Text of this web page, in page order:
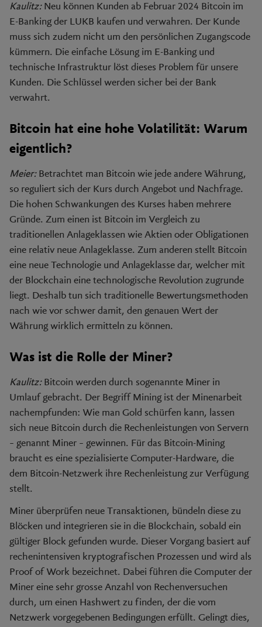
Kaulitz: Neu können Kunden ab Februar 2024 Bitcoin im
E-Banking der LUKB kaufen und verwahren. Der Kunde
muss sich zudem nicht um den persönlichen Zugangscode
kümmern. Die einfache Lösung im E-Banking und
technische Infrastruktur löst dieses Problem für unsere
Kunden. Die Schlüssel werden sicher bei der Bank
verwahrt.
Bitcoin hat eine hohe Volatilität: Warum
eigentlich?
Meier:Betrachtet man Bitcoin wie jede andere Währung,
so reguliert sich der Kurs durch Angebot und Nachfrage.
Die hohen Schwankungen des Kurses haben mehrere
Gründe. Zum einen ist Bitcoin im Vergleich zu
traditionellen Anlageklassen wie Aktien oder Obligationen
eine relativ neue Anlageklasse. Zum anderen stellt Bitcoin
eine neue Technologie und Anlageklasse dar, welcher mit
der Blockchain eine technologische Revolution zugrunde
liegt. Deshalb tun sich traditionelle Bewertungsmethoden
nach wie vor schwer damit, den genauen Wert der
Währung wirklich ermitteln zu können.
Was ist die Rolle der Miner?
Kaulitz:Bitcoin werden durch sogenannte Miner in
Umlauf gebracht. Der Begriff Mining ist der Minenarbeit
nachempfunden: Wie man Gold schürfen kann, lassen
sich neue Bitcoin durch die Rechenleistungen von Servern
– genannt Miner – gewinnen. Für das Bitcoin-Mining
braucht es eine spezialisierte Computer-Hardware, die
dem Bitcoin-Netzwerk ihre Rechenleistung zur Verfügung
stellt.
Miner überprüfen neue Transaktionen, bündeln diese zu
Blöcken und integrieren sie in die Blockchain, sobald ein
gültiger Block gefunden wurde. Dieser Vorgang basiert auf
rechenintensiven kryptografischen Prozessen und wird als
Proof of Work bezeichnet. Dabei führen die Computer der
Miner eine sehr grosse Anzahl von Rechenversuchen
durch, um einen Hashwert zu finden, der die vom
Netzwerk vorgegebenen Bedingungen erfüllt. Gelingt dies,